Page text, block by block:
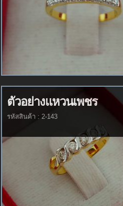
ตัวอย่างแหวนเพชร
รหัสสินค้า : 2-143